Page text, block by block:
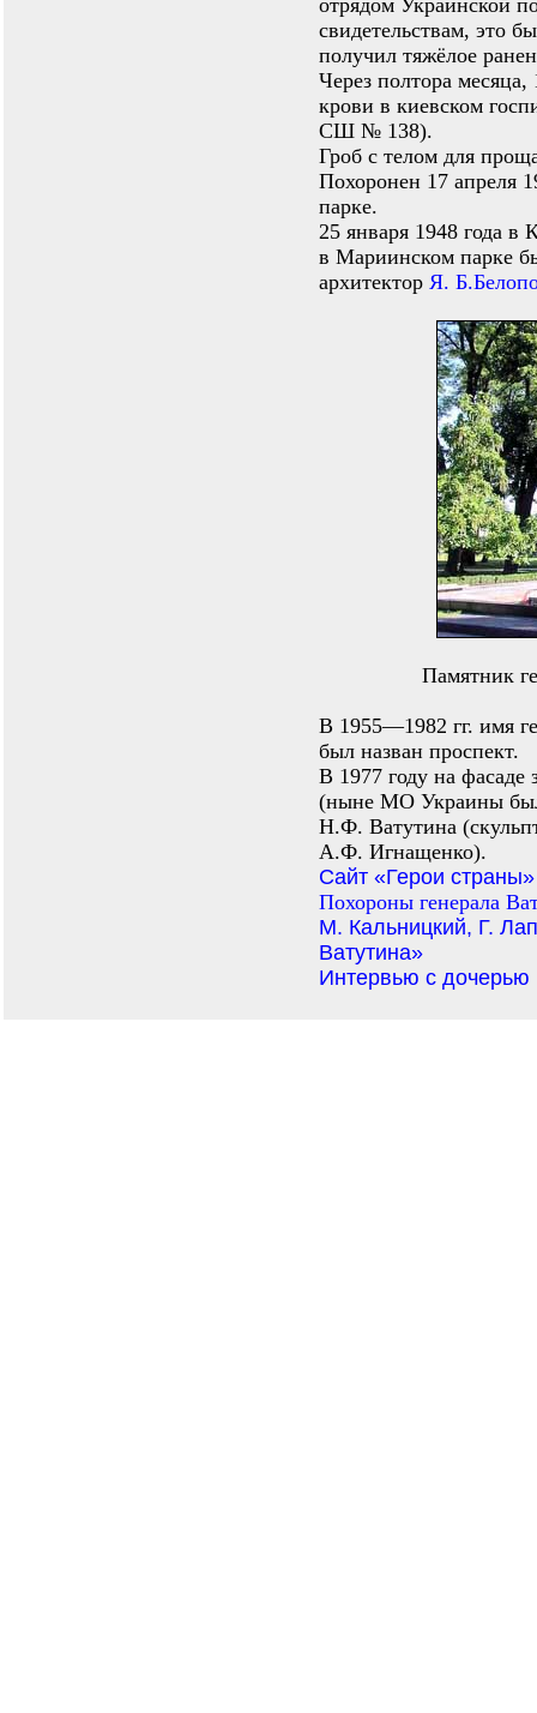
отрядом Украинской
свидетельствам, это
получил тяжёлое
Через полтора месяца,
крови в киевском
СШ № 138).
Гроб с телом для
Похоронен 17 апреля
парке.
25 января 1948 года в
в Мариинском парке
архитектор Я.
Памятник
В 1955—1982 гг. имя
был назван проспект.
В 1977 году на фасаде
(ныне МО Украины
Н.Ф. Ватутина
А.Ф. Игнащенко).
Сайт «Герои страны»
Похороны генерала
М. Кальницкий, Г.
Ватутина»
Интервью с дочерью